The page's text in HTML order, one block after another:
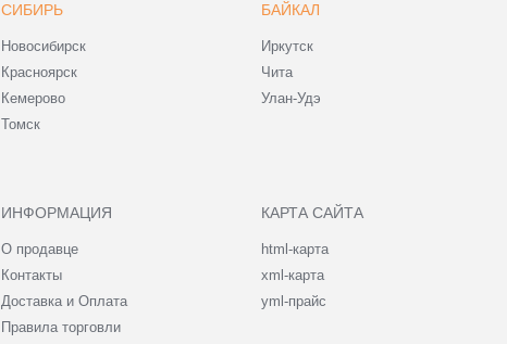
СИБИРЬ
Новосибирск
Красноярск
Кемерово
Томск
БАЙКАЛ
Иркутск
Чита
Улан-Удэ
ИНФОРМАЦИЯ
О продавце
Контакты
Доставка и Оплата
Правила торговли
КАРТА САЙТА
html-карта
xml-карта
yml-прайс